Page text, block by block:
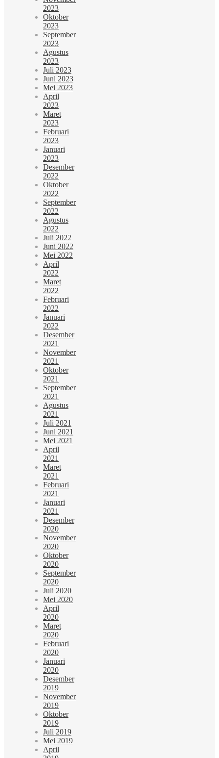
2023
Oktober
2023
September
2023
Agustus
2023
Juli 2023
Juni 2023
Mei 2023
April
2023
Maret
2023
Februari
2023
Januari
2023
Desember
2022
Oktober
2022
September
2022
Agustus
2022
Juli 2022
Juni 2022
Mei 2022
April
2022
Maret
2022
Februari
2022
Januari
2022
Desember
2021
November
2021
Oktober
2021
September
2021
Agustus
2021
Juli 2021
Juni 2021
Mei 2021
April
2021
Maret
2021
Februari
2021
Januari
2021
Desember
2020
November
2020
Oktober
2020
September
2020
Juli 2020
Mei 2020
April
2020
Maret
2020
Februari
2020
Januari
2020
Desember
2019
November
2019
Oktober
2019
Juli 2019
Mei 2019
April